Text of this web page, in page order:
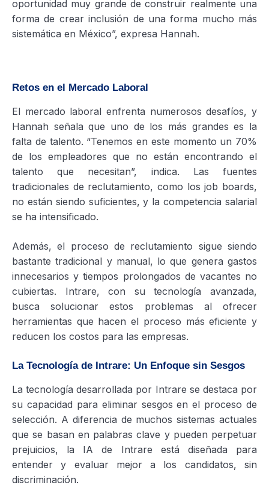
oportunidad muy grande de construir realmente una
forma de crear inclusión de una forma mucho más
sistemática en México”, expresa Hannah.
Retos en el Mercado Laboral
El mercado laboral enfrenta numerosos desafíos, y
Hannah señala que uno de los más grandes es la
falta de talento. “Tenemos en este momento un 70%
de los empleadores que no están encontrando el
talento que necesitan”, indica. Las fuentes
tradicionales de reclutamiento, como los job boards,
no están siendo suficientes, y la competencia salarial
se ha intensificado.
Además, el proceso de reclutamiento sigue siendo
bastante tradicional y manual, lo que genera gastos
innecesarios y tiempos prolongados de vacantes no
cubiertas. Intrare, con su tecnología avanzada,
busca solucionar estos problemas al ofrecer
herramientas que hacen el proceso más eficiente y
reducen los costos para las empresas.
La Tecnología de Intrare: Un Enfoque sin Sesgos
La tecnología desarrollada por Intrare se destaca por
su capacidad para eliminar sesgos en el proceso de
selección. A diferencia de muchos sistemas actuales
que se basan en palabras clave y pueden perpetuar
prejuicios, la IA de Intrare está diseñada para
entender y evaluar mejor a los candidatos, sin
discriminación.